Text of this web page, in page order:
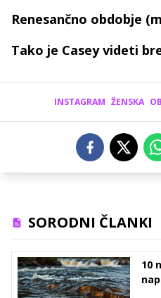
Renesančno obdobje
Tako je Casey videti
INSTAGRAM ŽENSKA
SORODNI ČLANKI
10